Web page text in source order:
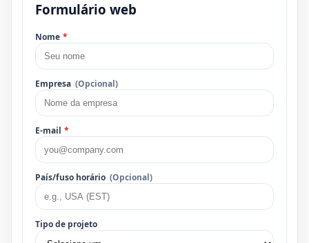
Formulário web
Nome *
Empresa (Opcional)
E-mail *
País/fuso horário (Opcional)
Tipo de projeto